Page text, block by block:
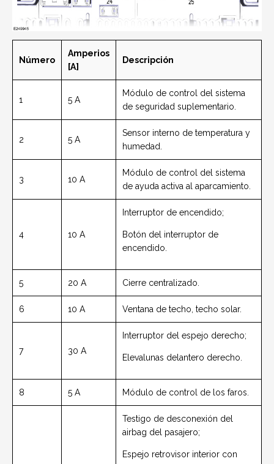
Número
Amperios
[A]
Descripción
1 5 A
Módulo de control del sistema
de seguridad suplementario.
2 5 A
Sensor interno de temperatura y
humedad.
3 10 A
Módulo de control del sistema
de ayuda activa al aparcamiento.
4 10 A
Interruptor de encendido;
Botón del interruptor de
encendido.
5 20 A Cierre centralizado.
6 10 A Ventana de techo, techo solar.
7 30 A
Interruptor del espejo derecho;
Elevalunas delantero derecho.
8 5 A Módulo de control de los faros.
Testigo de desconexión del
airbag del pasajero;
Espejo retrovisor interior con